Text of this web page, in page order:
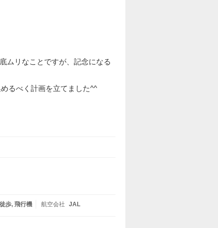
ムリなことですが、記念になる
るべく計画を立てました^^
徒歩 飛行機 航空会社 JAL